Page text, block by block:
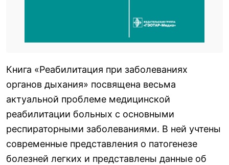
Книга «Реабилитация при заболеваниях
органов дыхания» посвящена весьма
актуальной проблеме медицинской
реабилитации больных с основными
респираторными заболеваниями. В ней учтены
современные представления о патогенезе
болезней легких и представлены данные об